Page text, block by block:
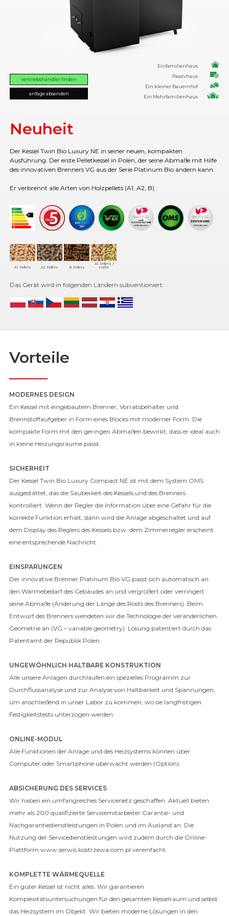
Neuheit
Der Kessel Twin Bio Luxury NE in seiner neuen, kompakten
Ausführung. Der erste Pelletkessel in Polen, der seine Abmaße mit Hilfe
des innovativen Brenners VG aus der Serie Platinum Bio ändern kann.
Er verbrennt alle Arten von Holzpellets (A1, A2, B) .
A1 Pellets A2 Pellets B Pellets
A1 Pellets /
Hafer
Das Gerät wird in folgenden Ländern subventioniert:
vertriebshändler finden
anfage absenden
Einfamilienhaus
Passivhaus
Ein kleiner Bauernhof
Ein Mehrfamilienhaus
Vorteile
MODERNES DESIGN
Ein Kessel mit eingebautem Brenner, Vorratsbehälter und
Brennstoffaufgeber in Form eines Blocks mit moderner Form. Die
kompakte Form mit den geringen Abmaßen bewirkt, dass er ideal auch
in kleine Heizungsräume passt.
SICHERHEIT
Der Kessel Twin Bio Luxury Compact NE ist mit dem System OMS
ausgestattet, das die Sauberkeit des Kessels und des Brenners
kontrolliert. Wenn der Regler die Information über eine Gefahr für die
korrekte Funktion erhält, dann wird die Anlage abgeschaltet und auf
dem Display des Reglers des Kessels bzw. dem Zimmerregler erscheint
eine entsprechende Nachricht.
EINSPARUNGEN
Der innovative Brenner Platinum Bio VG passt sich automatisch an
den Wärmebedarf des Gebäudes an und vergrößert oder verringert
seine Abmaße (Änderung der Länge des Rosts des Brenners). Beim
Entwurf des Brenners wendeten wir die Technologie der veränderlichen
Geometrie an (VG – variable geometry). Lösung patentiert durch das
Patentamt der Republik Polen.
UNGEWÖHNLICH HALTBARE KONSTRUKTION
Alle unsere Anlagen durchlaufen ein spezielles Programm zur
Durchflussanalyse und zur Analyse von Haltbarkeit und Spannungen,
um anschließend in unser Labor zu kommen, wo sie langfristigen
Festigkeitstests unterzogen werden.
ONLINE-MODUL
Alle Funktionen der Anlage und des Heizsystems können über
Computer oder Smartphone überwacht werden (Option).
ABSICHERUNG DES SERVICES
Wir haben ein umfangreiches Servicenetz geschaffen. Aktuell bieten
mehr als 200 qualifizierte Servicemitarbeiter Garantie- und
Nachgarantiedienstleistungen in Polen und im Ausland an. Die
Nutzung der Servicedienstleistungen wird zudem durch die Online-
Plattform www.serwis.kostrzewa.com.pl vereinfacht.
KOMPLETTE WÄRMEQUELLE
Ein guter Kessel ist nicht alles. Wir garantieren
Komplexitätsuntersuchungen für den gesamten Kesselraum und selbst
das Heizsystem im Objekt. Wir bieten moderne Lösungen in den